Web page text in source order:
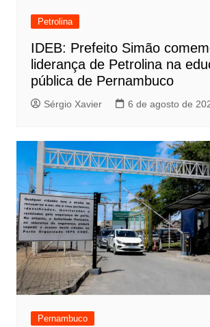
Petrolina
IDEB: Prefeito Simão
liderança de Petrolina na
pública de Pernambuco
Sérgio Xavier 6 de agosto de
Pernambuco